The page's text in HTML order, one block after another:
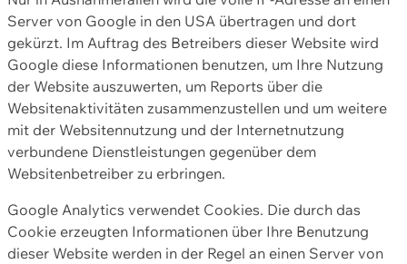
Server von Google in den USA übertragen und dort
gekürzt. Im Auftrag des Betreibers dieser Website wird
Google diese Informationen benutzen, um Ihre Nutzung
der Website auszuwerten, um Reports über die
Websitenaktivitäten zusammenzustellen und um weitere
mit der Websitennutzung und der Internetnutzung
verbundene Dienstleistungen gegenüber dem
Websitenbetreiber zu erbringen.
Google Analytics verwendet Cookies. Die durch das
Cookie erzeugten Informationen über Ihre Benutzung
dieser Website werden in der Regel an einen Server von